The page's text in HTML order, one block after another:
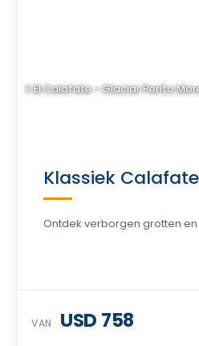
El Calafate - Glaciar Perito
Klassiek
Ontdek verborgen grotten
VAN USD 758